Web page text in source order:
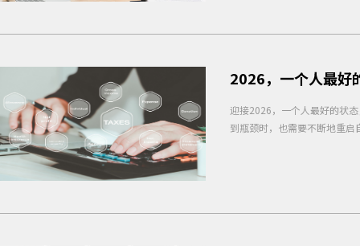
2026，一个人最好
迎接2026，一个人最好的状
到瓶颈时，也需要不断地重启